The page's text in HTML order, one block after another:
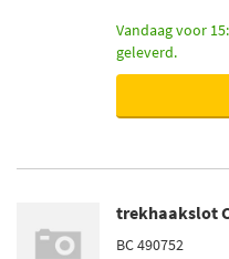
Vandaag voor
geleverd.
trekhaakslot
BC 490752